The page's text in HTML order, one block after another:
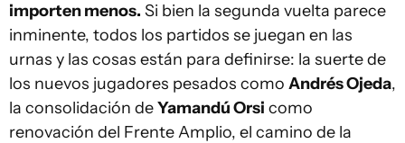
importen menos. Si bien la segunda vuelta parece
inminente, todos los partidos se juegan en las
urnas y las cosas están para definirse: la suerte de
los nuevos jugadores pesados como Andrés Ojeda,
la consolidación deYamandú Orsi como
renovación del Frente Amplio, el camino de la